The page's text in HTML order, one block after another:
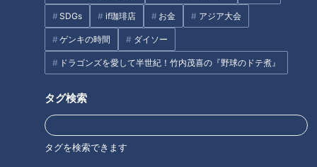
SDGs if珈琲店 お金 アジア大会
ゲンキの時間 ダイソー
ドラゴンズを愛して半世紀！竹内茂喜の『野球のドテ煮』
タグ検索
タグを検索できます
番組紹介
たっくー＆ナナフシギのツイ跡！都市伝説
見逃し配信動画
SNS上には都市伝説の”タネ”となる噂が山ほど転がっている…
中には、とびっきりの都市伝説が埋もれているかもしれない…
もちろんあなたの周りにも…
この番組は、気になる噂の真相を追跡していく都市伝説バラエティ